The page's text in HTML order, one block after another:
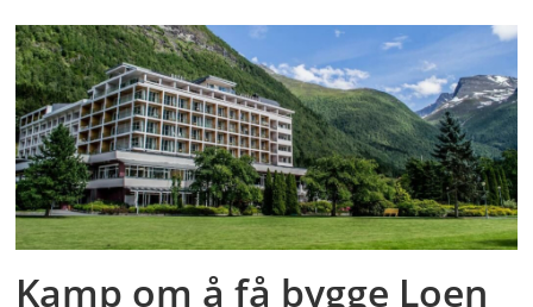
Kamp om å få bygge Loen